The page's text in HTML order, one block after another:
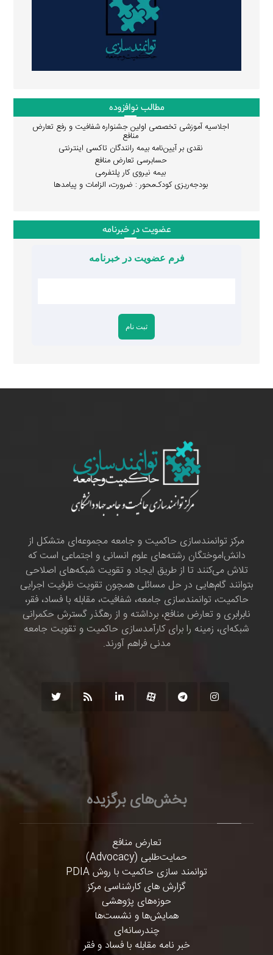
مطالب نوافزوده
اجلاسیه آموزشی تخصصی اولین جشنواره شفافیت و رفع تعارض
منافع
نقدی بر آیین‌نامه بیمه رانندگان تاکسی اینترنتی
حسابرسی تعارض منافع
بیمه نیروی کار پلتفرمی
بودجه‌ریزی کودک‌محور : ضرورت، الزامات و پیامدها
عضویت در خبرنامه
فرم عضویت در خبرنامه
مرکز توانمندسازی حاکمیت و جامعه مجموعه‌ای متشکل از
دانش‌اموختگان رشته‌های علوم انسانی و اجتماعی است که
تلاش می‌کنند تا از طریق ایجاد و تقویت شبکه‌های اصلاحی
بتوانند گام‌هایی در حل مسائلی همچون تقویت ظرفیت اجرایی
حاکمیت، توانمندسازی جامعه، شفافیت، مقابله با فساد، فقر،
نابرابری و تعارض منافع، برداشته و از رهگذر گسترش حکمرانی
شبکه‌ای، زمینه را برای کارآمدسازی حاکمیت و تقویت جامعه
مدنی فراهم آورند.
بخش‌های برگزیده
تعارض منافع
حمایت‌طلبی (Advocacy)
توانمند سازی حاکمیت با روش PDIA
گزارش های کارشناسی مرکز
حوزه‌های پژوهشی
همایش‌ها و نشست‌ها
چندرسانه‌ای
خبر نامه مقابله با فساد و فقر